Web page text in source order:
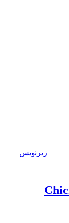
زیرنویس